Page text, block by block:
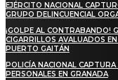
EJÉRCITO NACIONAL
GRUPO DELINCUENCIAL
¡GOLPE AL CONTRABANDO!
CIGARRILLOS AVALUADOS
PUERTO GAITÁN
POLICÍA NACIONAL
PERSONALES EN GRANADA